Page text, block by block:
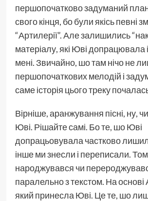
першопочатково задуманий
свого кінця, бо були якісь певні
“Артилерії”. Але залишились
матеріалу, які Юві допрацювала
мені. Звичайно, шо там нічо не
першопочаткових мелодій і
саме історія цього треку
Вірніше, аранжування пісні, ну,
Юві. Рішайте самі. Бо те, шо Юві
допрацьовувала частково
інше ми знесли і переписали.
народжувався чи
паралельно з текстом. На
який принесла Юві. Це те, шо